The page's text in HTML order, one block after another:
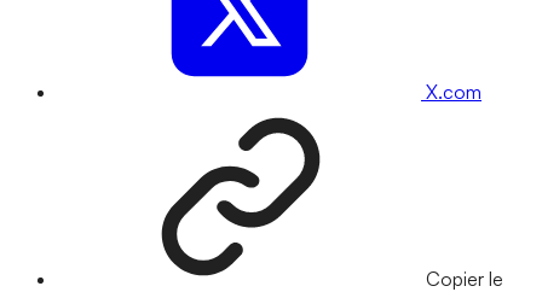
X.com
Copier le